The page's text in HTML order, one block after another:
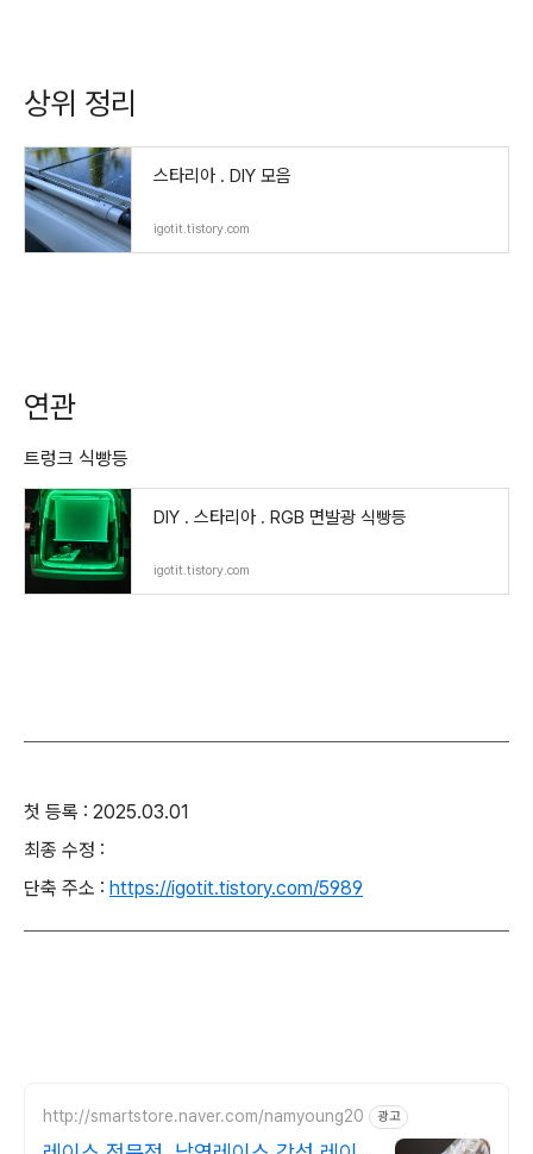
상위 정리
스타리아 . DIY 모음
igotit.tistory.com
연관
트렁크 식빵등
DIY . 스타리아 . RGB 면발광 식빵등
igotit.tistory.com
첫 등록 : 2025.03.01
최종 수정 :
단축 주소 : https://igotit.tistory.com/5989
http://smartstore.naver.com/namyoung20 광고